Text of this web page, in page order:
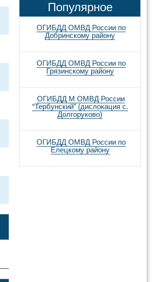
Популярное
ОГИБДД ОМВД России по
Добринскому району
ОГИБДД ОМВД России по
Грязинскому району
ОГИБДД М ОМВД России
“Тербунский” (дислокация с.
Долгоруково)
ОГИБДД ОМВД России по
Елецкому району